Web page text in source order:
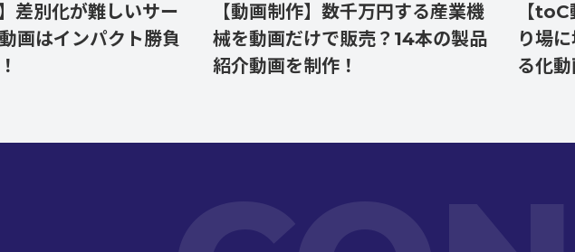
が難しいサー
インパクト勝負
【動画制作】数千万円する産業機
械を動画だけで販売？14本の製品
紹介動画を制作！
【toC動画
り場に埋も
る化動画を